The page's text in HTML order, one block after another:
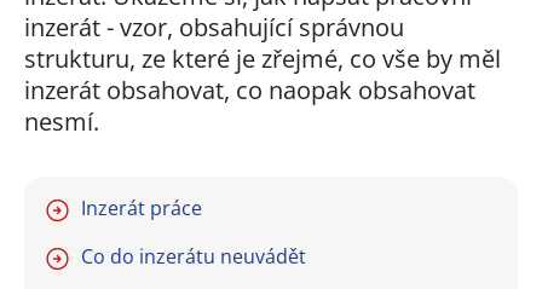
inzerát - vzor, obsahující správnou
strukturu, ze které je zřejmé, co vše by měl
inzerát obsahovat, co naopak obsahovat
nesmí.
Inzerát práce
Co do inzerátu neuvádět